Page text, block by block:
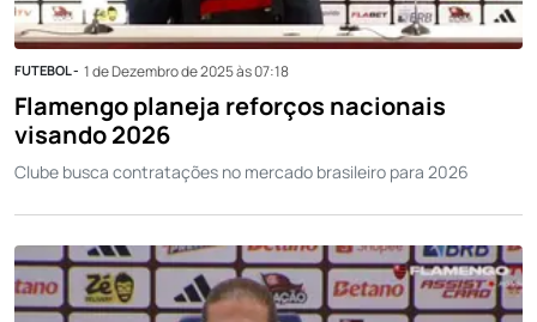
FUTEBOL - 1 de Dezembro de 2025 às 07:18
Flamengo planeja reforços nacionais
visando 2026
Clube busca contratações no mercado brasileiro para 2026